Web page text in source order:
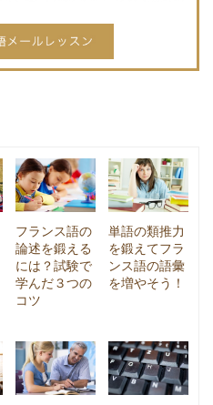
フランス語の
論述を鍛える
には？試験で
学んだ３つの
コツ
単語の類推力
を鍛えてフラ
ンス語の語彙
を増やそう！